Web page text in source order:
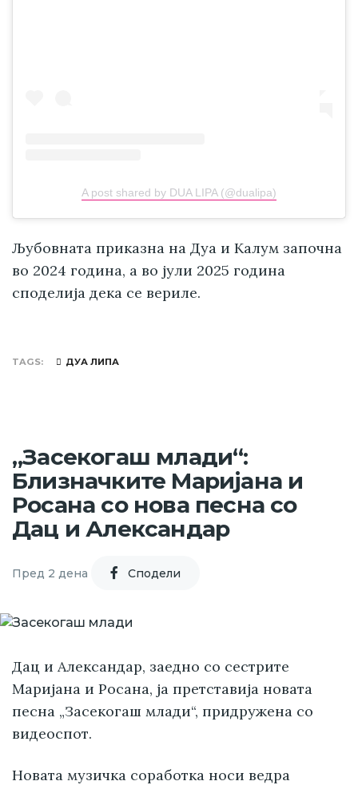
A post shared by DUA LIPA (@dualipa)
Љубовната приказна на Дуа и Калум започна
во 2024 година, а во јули 2025 година
споделија дека се вериле.
TAGS ДУА ЛИПА
„Засекогаш млади“:
Близначките Маријана и
Росана со нова песна со
Дац и Александар
Пред 2 дена Cподели
Дац и Александар, заедно со сестрите
Маријана и Росана, ја претставија новата
песна „Засекогаш млади“, придружена со
видеоспот.
Новата музичка соработка носи ведра